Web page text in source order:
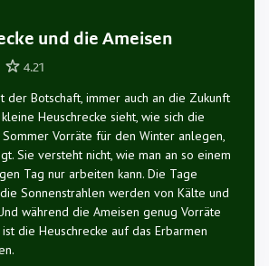
und die Ameisen
4.21
der Botschaft, immer auch an die Zukunft
Heuschrecke sieht, wie sich die
Vorräte für den Winter anlegen,
Sie versteht nicht, wie man an so einem
Tag nur arbeiten kann. Die Tage
Sonnenstrahlen werden von Kälte und
während die Ameisen genug Vorräte
die Heuschrecke auf das Erbarmen